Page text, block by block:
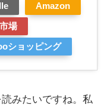
Amazon
場
ショッピング
みたいですね。私